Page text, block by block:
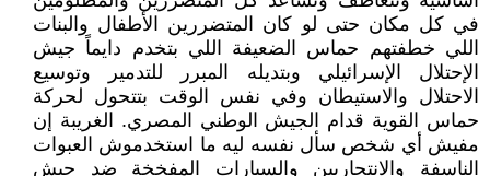
في كل مكان حتى لو كان المتضررين الأطفال والبنات
اللي خطفتهم حماس الضعيفة اللي بتخدم دايماً جيش
الإحتلال الإسرائيلي وبتديله المبرر للتدمير وتوسيع
الاحتلال والاستيطان وفي نفس الوقت بتتحول لحركة
حماس القوية قدام الجيش الوطني المصري. الغريبة إن
مفيش أي شخص سأل نفسه ليه ما استخدموش العبوات
الناسفة والانتحاريين والسيارات المفخخة ضد جيش